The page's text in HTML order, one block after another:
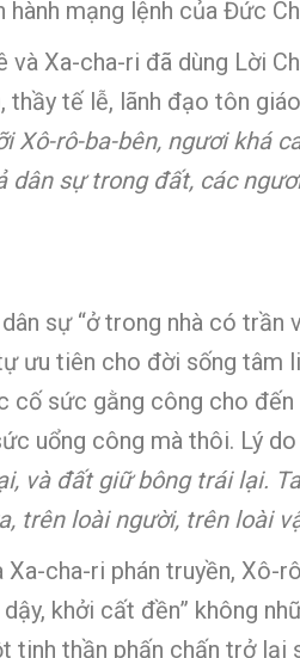
mạng lệnh của Đức
Xa-cha-ri đã dùng Lời
thầy tế lễ, lãnh đạo tôn
Xô-rô-ba-bên, ngươi khá
sự trong đất, các
sự “ở trong nhà có trần
ưu tiên cho đời sống
sức gằng công cho
uổng công mà thôi. Lý
và đất giữ bông trái lại.
trên loài người, trên loài
cha-ri phán truyền, Xô-
khởi cất đền” không
thần phấn chấn trở